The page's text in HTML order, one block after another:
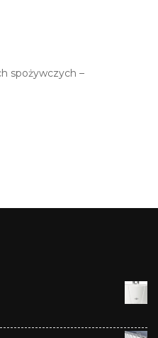
spożywczych –